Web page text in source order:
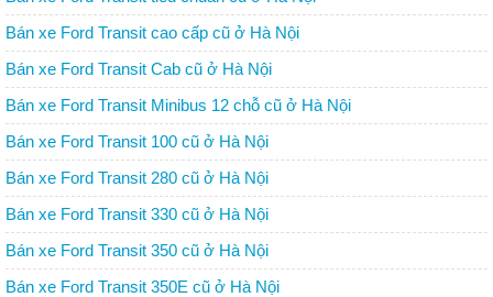
Bán xe Ford Transit cao cấp cũ ở Hà Nội
Bán xe Ford Transit Cab cũ ở Hà Nội
Bán xe Ford Transit Minibus 12 chỗ cũ ở Hà Nội
Bán xe Ford Transit 100 cũ ở Hà Nội
Bán xe Ford Transit 280 cũ ở Hà Nội
Bán xe Ford Transit 330 cũ ở Hà Nội
Bán xe Ford Transit 350 cũ ở Hà Nội
Bán xe Ford Transit 350E cũ ở Hà Nội